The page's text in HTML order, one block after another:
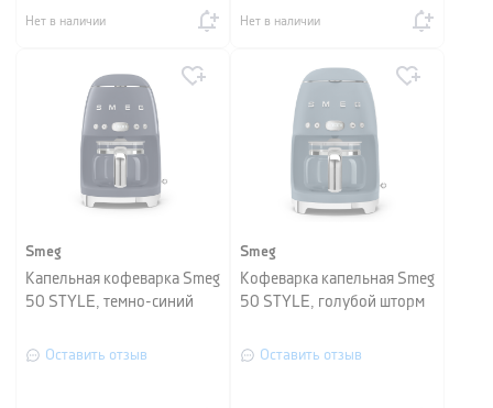
Нет в наличии Нет в наличии
Smeg
Капельная кофеварка Smeg
50 STYLE, темно-синий
Оставить отзыв
Smeg
Кофеварка капельная Smeg
50 STYLE, голубой шторм
Оставить отзыв